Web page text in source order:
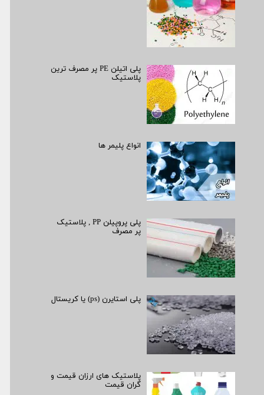
پلی اتیلن PE پر مصرف ترین
پلاستیک
انواع پلیمر ها
پلی پروپیلن PP , پلاستیک
پر مصرف
پلی استایرن (ps) یا کریستال
پلاستیک های ارزان قیمت و
گران قیمت